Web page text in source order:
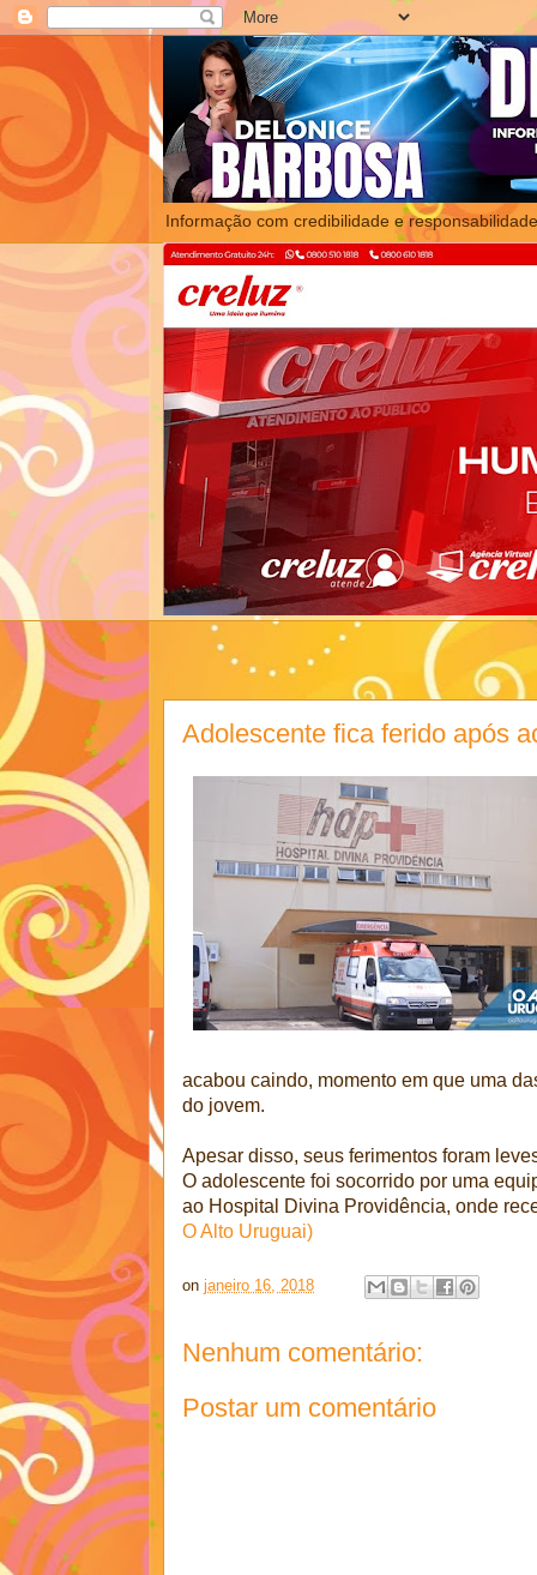
Informação com credibilidade e
Adolescente fica ferido após
acabou caindo, momento em que uma
do jovem.
Apesar disso, seus ferimentos foram
O adolescente foi socorrido por uma
ao Hospital Divina Providência, onde
O Alto Uruguai)
on janeiro 16, 2018
Nenhum comentário:
Postar um comentário